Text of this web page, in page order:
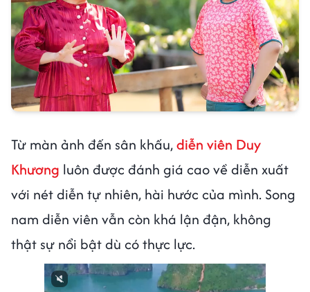
Từ màn ảnh đến sân khấu,diễn viên Duy
Khương luôn được đánh giá cao về diễn xuất
với nét diễn tự nhiên, hài hước của mình. Song
nam diễn viên vẫn còn khá lận đận, không
thật sự nổi bật dù có thực lực.